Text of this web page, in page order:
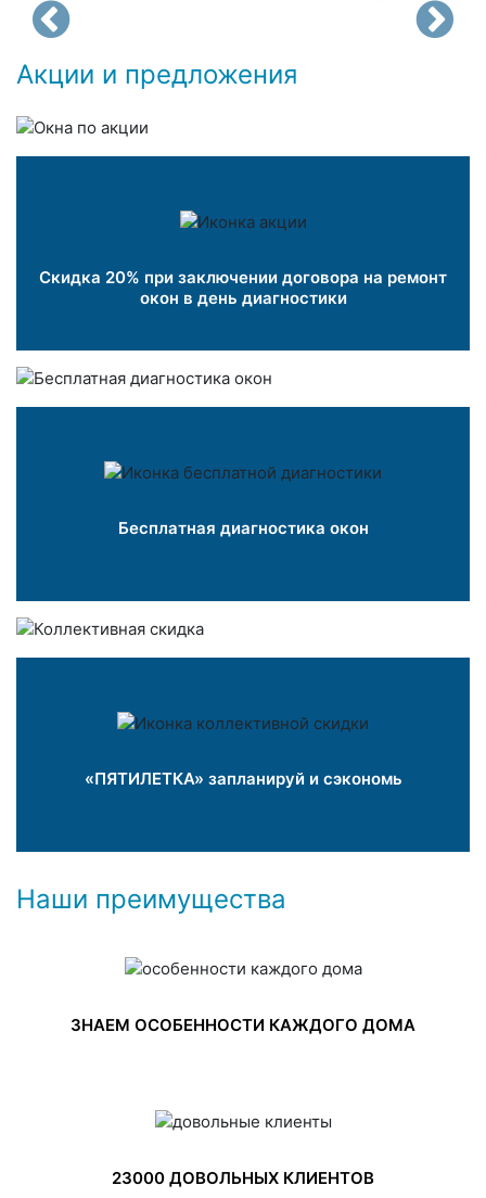
Акции и предложения
Скидка 20% при заключении договора на ремонт
окон в день диагностики
Бесплатная диагностика окон
«ПЯТИЛЕТКА» запланируй и сэкономь
Наши преимущества
ЗНАЕМ ОСОБЕННОСТИ КАЖДОГО ДОМА
23000 ДОВОЛЬНЫХ КЛИЕНТОВ